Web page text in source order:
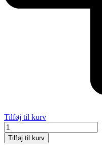
Tilføj til kurv
Tun
sandwich
antal
Tilføj til kurv